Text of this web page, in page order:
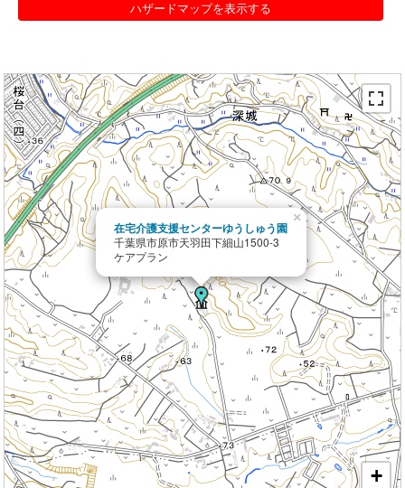
ハザードマップを表示する
在宅介護支援センターゆうしゅう園
千葉県市原市天羽田下細山1500-3
ケアプラン
×
+